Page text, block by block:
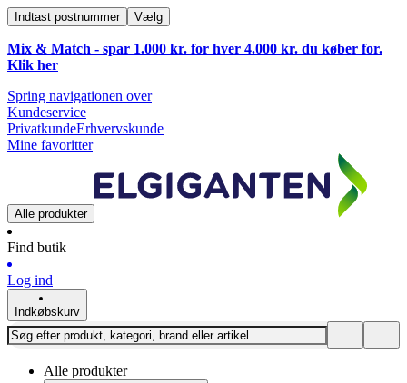
Indtast postnummer Vælg
Mix & Match - spar 1.000 kr. for hver 4.000 kr. du køber for.
Klik her
Spring navigationen over
Kundeservice
PrivatkundeErhvervskunde
Mine favoritter
Alle produkter
Find butik
Log ind
Indkøbskurv
Alle produkter